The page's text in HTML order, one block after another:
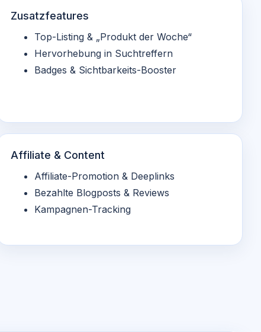
Zusatzfeatures
Top-Listing & „Produkt der Woche“
Hervorhebung in Suchtreffern
Badges & Sichtbarkeits-Booster
Affiliate & Content
Affiliate-Promotion & Deeplinks
Bezahlte Blogposts & Reviews
Kampagnen-Tracking